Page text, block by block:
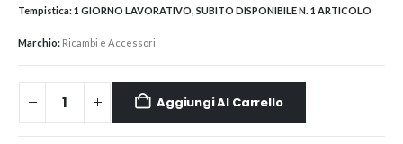
Tempistica:1 GIORNO LAVORATIVO, SUBITO DISPONIBILE N. 1 ARTICOLO
Marchio: Ricambi e Accessori
Aggiungi Al Carrello